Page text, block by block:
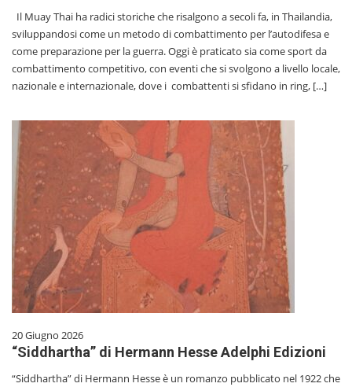
Il Muay Thai ha radici storiche che risalgono a secoli fa, in Thailandia,
sviluppandosi come un metodo di combattimento per l’autodifesa e
come preparazione per la guerra. Oggi è praticato sia come sport da
combattimento competitivo, con eventi che si svolgono a livello locale,
nazionale e internazionale, dove i combattenti si sfidano in ring, […]
20 Giugno 2026
“Siddhartha” di Hermann Hesse Adelphi Edizioni
“Siddhartha” di Hermann Hesse è un romanzo pubblicato nel 1922 che